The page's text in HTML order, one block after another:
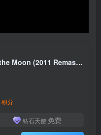
Pink Floyd – The Dark Side of the Moon (2011 Remastered)Ⓔ(5099968084158)【24bit／96.0kHz】美国区
积分
钻石天使 免费